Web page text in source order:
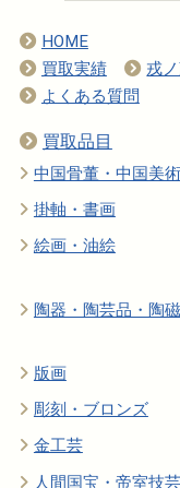
HOME
買取実績
戎
よくある質問
買取品目
中国骨董・中国美術
掛軸・書画
絵画・油絵
陶器・陶芸品・陶
版画
彫刻・ブロンズ
金工芸
人間国宝・帝室技